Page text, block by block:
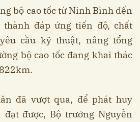
bộ cao tốc từ Ninh Bình đến
thành đáp ứng tiến độ, chất
cầu kỹ thuật, nâng tổng
bộ cao tốc đang khai thác
đã vượt qua, để phát huy
được, Bộ trưởng Nguyễn